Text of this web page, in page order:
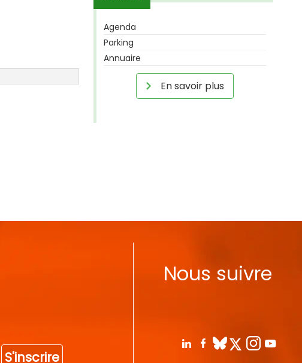
Agenda
Parking
Annuaire
En savoir plus
S'inscrire
Nous suivre